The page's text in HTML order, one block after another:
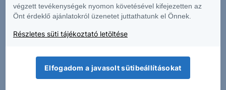
MOL: Az erős működési
teljesítmény ellensúlyozhatta a
devizaárfolyam-hatások okozta
ellenszelet
végzett tevékenységek nyomon követésével kifejezetten az
Önt érdeklő ajánlatokról üzenetet juttathatunk el Önnek.
Részletes süti tájékoztató letöltése
Elfogadom a javasolt sütibeállításokat